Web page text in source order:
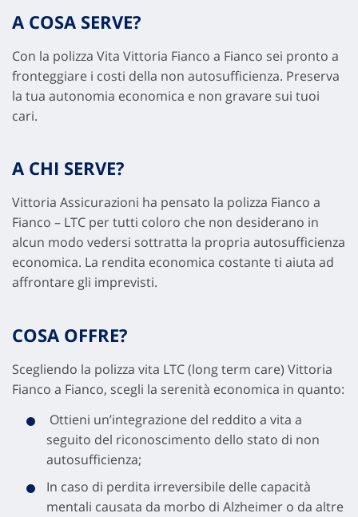
A COSA SERVE?
Con la polizza Vita Vittoria Fianco a Fianco sei pronto a
fronteggiare i costi della non autosufficienza. Preserva
la tua autonomia economica e non gravare sui tuoi
cari.
A CHI SERVE?
Vittoria Assicurazioni ha pensato la polizza Fianco a
Fianco – LTC per tutti coloro che non desiderano in
alcun modo vedersi sottratta la propria autosufficienza
economica. La rendita economica costante ti aiuta ad
affrontare gli imprevisti.
COSA OFFRE?
Scegliendo la polizza vita LTC (long term care) Vittoria
Fianco a Fianco, scegli la serenità economica in quanto:
Ottieni un’integrazione del reddito a vita a
seguito del riconoscimento dello stato di non
autosufficienza;
In caso di perdita irreversibile delle capacità
mentali causata da morbo di Alzheimer o da altre